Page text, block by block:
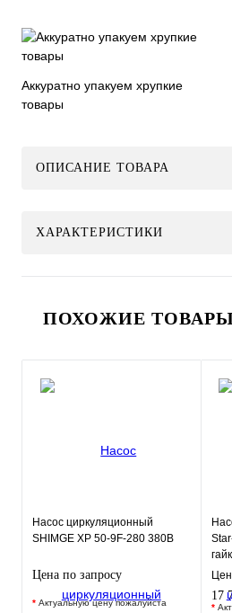
Аккуратно упакуем хрупкие
товары
ОПИСАНИЕ ТОВАРА
ХАРАКТЕРИСТИКИ
ПОХОЖИЕ ТОВАРЫ
Насос циркуляционный
SHIMGE XP 50-9F-280 380В
Цена по запросу
* Актуальную цену пожалуйста
17
*